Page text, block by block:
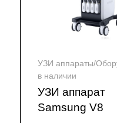
УЗИ аппараты/
в наличии
УЗИ аппарат
Samsung V8